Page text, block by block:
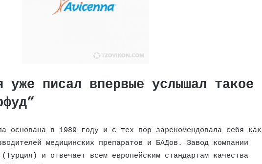
писал впервые услышал такое
основана в 1989 году и с тех пор зарекомендовала себя как
медицинских препаратов и БАДов. Завод компании
и отвечает всем европейским стандартам качества